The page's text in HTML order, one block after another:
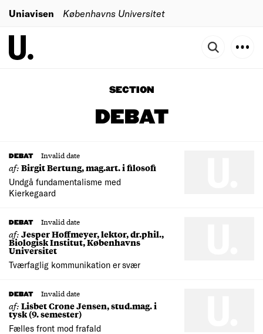
Uniavisen Københavns Universitet
SECTION
DEBAT
DEBAT Invalid date
af:Birgit Bertung, mag.art. i filosofi
Undgå fundamentalisme med
Kierkegaard
DEBAT Invalid date
af:Jesper Hoffmeyer, lektor, dr.phil.,
Biologisk Institut, Københavns
Universitet
Tværfaglig kommunikation er svær
DEBAT Invalid date
af:Lisbet Crone Jensen, stud.mag. i
tysk (9. semester)
Fælles front mod frafald